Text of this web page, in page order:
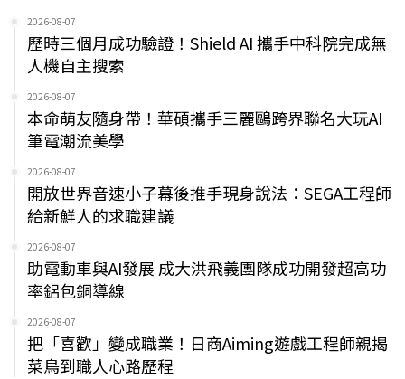
2026-08-07
歷時三個月成功驗證！Shield AI 攜手中科院完成無
人機自主搜索
2026-08-07
本命萌友隨身帶！華碩攜手三麗鷗跨界聯名大玩AI
筆電潮流美學
2026-08-07
開放世界音速小子幕後推手現身說法：SEGA工程師
給新鮮人的求職建議
2026-08-07
助電動車與AI發展 成大洪飛義團隊成功開發超高功
率鋁包銅導線
2026-08-07
把「喜歡」變成職業！日商Aiming遊戲工程師親揭
菜鳥到職人心路歷程